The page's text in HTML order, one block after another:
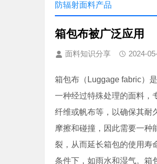
防辐射面料产品
箱包布被广泛应用
面料知识分享 2024-
箱包布（Luggage fabric）
一种经过特殊处理的面料，
纤维或帆布等，以确保其耐
摩擦和碰撞，因此需要一种
裂，从而延长箱包的使用寿
条件下，如雨水和湿气。箱